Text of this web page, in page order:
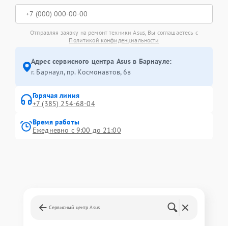
Отправляя заявку на ремонт техники Asus, Вы соглашаетесь с
Политикой конфиденциальности
Адрес сервисного центра Asus в Барнауле:
г. Барнаул, ​пр. Космонавтов, 6в
Горячая линия
+7 (385) 254-68-04
Время работы
Ежедневно с 9:00 до 21:00
Сервисный центр Asus